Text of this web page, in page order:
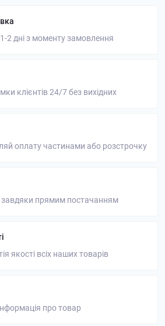
2 дні з моменту замовлення
клієнтів 24/7 без вихідних
оплату частинами або розстрочку
завдяки прямим постачанням
якості всіх наших товарів
про товар